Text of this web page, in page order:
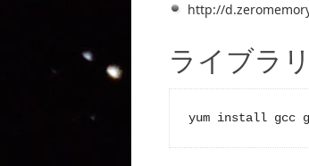
http://
ライブラ
yum install gcc